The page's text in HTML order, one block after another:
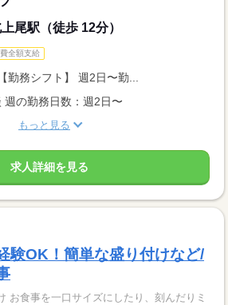
尾駅（徒歩 12分）
全額支給
勤務シフト】 週2日〜勤...
週の勤務日数：週2日〜
もっと見る
求人詳細を見る
験OK！簡単な盛り付けなど/
お食事を一口サイズにしたり、刻んだりミ